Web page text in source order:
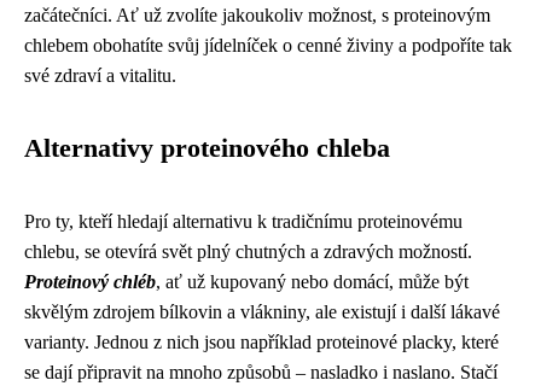
začátečníci. Ať už zvolíte jakoukoliv možnost, s proteinovým
chlebem obohatíte svůj jídelníček o cenné živiny a podpoříte tak
své zdraví a vitalitu.
Alternativy proteinového chleba
Pro ty, kteří hledají alternativu k tradičnímu proteinovému
chlebu, se otevírá svět plný chutných a zdravých možností.
Proteinový chléb, ať už kupovaný nebo domácí, může být
skvělým zdrojem bílkovin a vlákniny, ale existují i další lákavé
varianty. Jednou z nich jsou například proteinové placky, které
se dají připravit na mnoho způsobů – nasladko i naslano. Stačí